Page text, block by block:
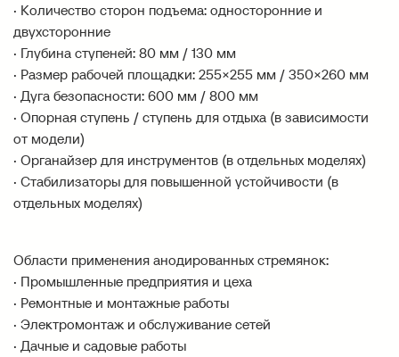
· Количество сторон подъема: односторонние и
двухсторонние
· Глубина ступеней: 80 мм / 130 мм
· Размер рабочей площадки: 255×255 мм / 350×260 мм
· Дуга безопасности: 600 мм / 800 мм
· Опорная ступень / ступень для отдыха (в зависимости
от модели)
· Органайзер для инструментов (в отдельных моделях)
· Стабилизаторы для повышенной устойчивости (в
отдельных моделях)
Области применения анодированных стремянок:
· Промышленные предприятия и цеха
· Ремонтные и монтажные работы
· Электромонтаж и обслуживание сетей
· Дачные и садовые работы